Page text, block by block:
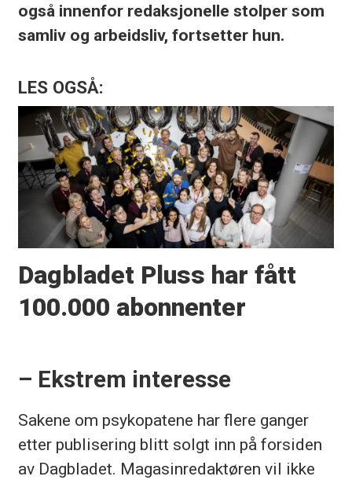
også innenfor redaksjonelle stolper som
samliv og arbeidsliv, fortsetter hun.
LES OGSÅ:
Dagbladet Pluss har fått
100.000 abonnenter
– Ekstrem interesse
Sakene om psykopatene har flere ganger
etter publisering blitt solgt inn på forsiden
av Dagbladet. Magasinredaktøren vil ikke